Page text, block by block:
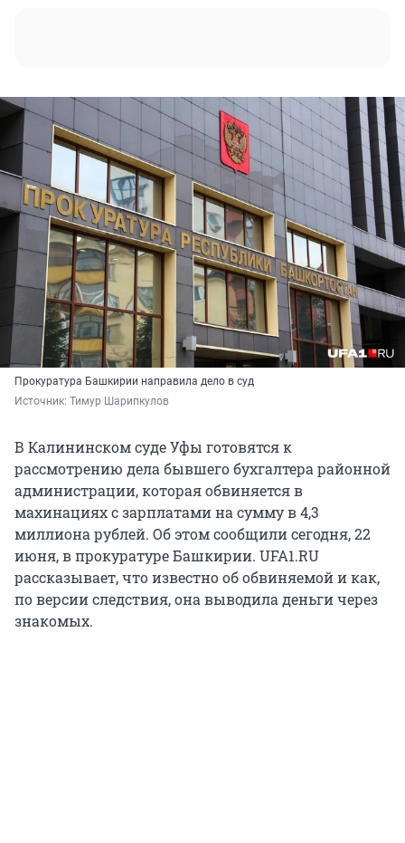
Прокуратура Башкирии направила дело в суд
Источник: Тимур Шарипкулов
В Калининском суде Уфы готовятся к
рассмотрению дела бывшего бухгалтера районной
администрации, которая обвиняется в
махинациях с зарплатами на сумму в 4,3
миллиона рублей. Об этом сообщили сегодня, 22
июня, в прокуратуре Башкирии. UFA1.RU
рассказывает, что известно об обвиняемой и как,
по версии следствия, она выводила деньги через
знакомых.